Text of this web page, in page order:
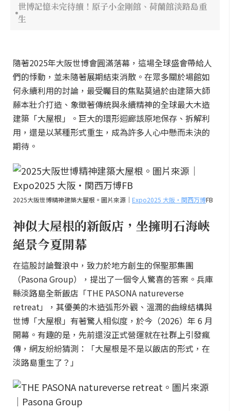
世博記憶未完待續！原子小金剛館、荷蘭館淡路島重
生
隨著2025年大阪世博會圓滿落幕，這場全球盛會帶給人
們的悸動，並未隨著展期結束消散。在眾多關於場館如
何永續利用的討論，最受矚目的焦點莫過於由建築大師
藤本壯介打造、象徵著傳統與永續精神的全球最大木造
建築「大屋根」。巨大的環形迴廊該原地保存、拆解利
用，還是以某種形式重生，成為許多人心中懸而未決的
期待。
2025大阪世博精神建築大屋根。圖片來源｜ Expo2025 大阪・関西万博FB
神似大屋根的新飯店，坐擁明石海峽
絕景今夏開幕
在這股討論聲浪中，致力於地方創生的保聖那集團
（Pasona Group），提出了一個令人驚喜的答案。兵庫
縣淡路島全新飯店「THE PASONA natureverse
retreat」，其優美的木造弧形外觀、溫潤的曲線結構與
世博「大屋根」有著驚人相似度，於今（2026）年 6 月
開幕。有趣的是，先前還沒正式營運就在社群上引發瘋
傳，網友紛紛猜測：「大屋根是不是以飯店的形式，在
淡路島重生了？」